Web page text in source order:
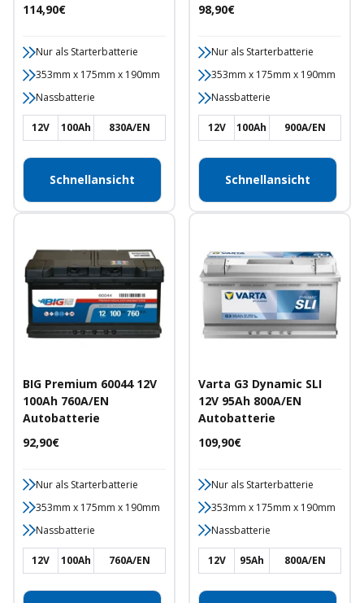
Angebotspreis
114,90€
Nur als Starterbatterie
353mm x 175mm x 190mm
Nassbatterie
12V 100Ah 830A/EN
Schnellansicht
Angebotspreis
98,90€
Nur als Starterbatterie
353mm x 175mm x 190mm
Nassbatterie
12V 100Ah 900A/EN
Schnellansicht
BIG Premium 60044 12V
100Ah 760A/EN
Autobatterie
Angebotspreis
92,90€
Nur als Starterbatterie
353mm x 175mm x 190mm
Nassbatterie
12V 100Ah 760A/EN
Varta G3 Dynamic SLI
12V 95Ah 800A/EN
Autobatterie
Angebotspreis
109,90€
Nur als Starterbatterie
353mm x 175mm x 190mm
Nassbatterie
12V 95Ah 800A/EN